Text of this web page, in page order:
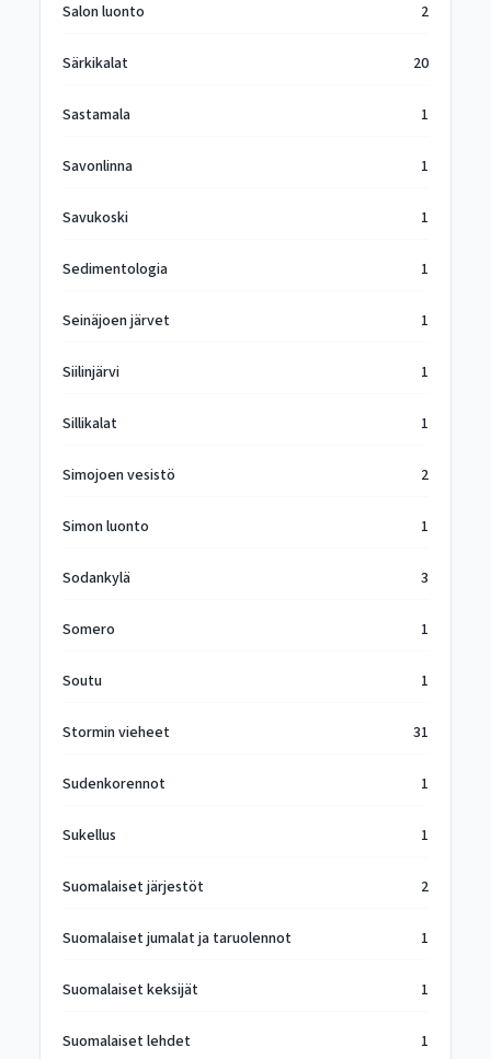
Salon luonto 2
Särkikalat 20
Sastamala 1
Savonlinna 1
Savukoski 1
Sedimentologia 1
Seinäjoen järvet 1
Siilinjärvi 1
Sillikalat 1
Simojoen vesistö 2
Simon luonto 1
Sodankylä 3
Somero 1
Soutu 1
Stormin vieheet 31
Sudenkorennot 1
Sukellus 1
Suomalaiset järjestöt 2
Suomalaiset jumalat ja taruolennot 1
Suomalaiset keksijät 1
Suomalaiset lehdet 1